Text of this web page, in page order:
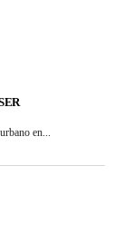
en...